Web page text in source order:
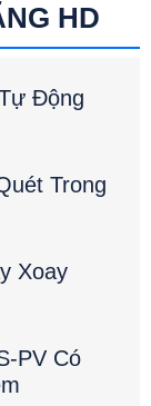
HD
Động
Trong
Xoay
PV Có